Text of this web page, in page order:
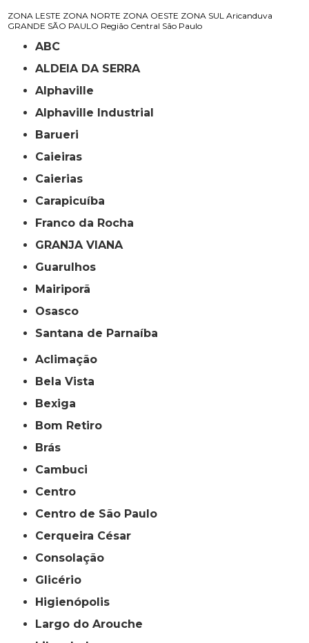
ZONA LESTE ZONA NORTE ZONA OESTE ZONA SUL Aricanduva
GRANDE SÃO PAULO Região Central São Paulo
ABC
ALDEIA DA SERRA
Alphaville
Alphaville Industrial
Barueri
Caieiras
Caierias
Carapicuíba
Franco da Rocha
GRANJA VIANA
Guarulhos
Mairiporã
Osasco
Santana de Parnaíba
Aclimação
Bela Vista
Bexiga
Bom Retiro
Brás
Cambuci
Centro
Centro de São Paulo
Cerqueira César
Consolação
Glicério
Higienópolis
Largo do Arouche